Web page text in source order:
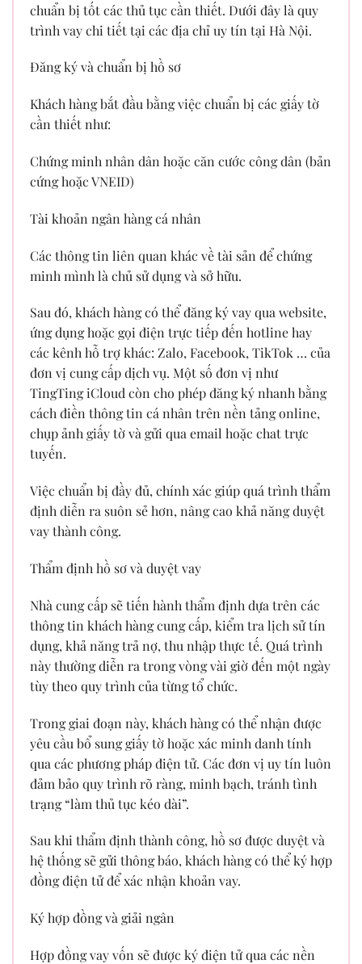
chuẩn bị tốt các thủ tục cần thiết. Dưới đây là quy
trình vay chi tiết tại các địa chỉ uy tín tại Hà Nội.
Đăng ký và chuẩn bị hồ sơ
Khách hàng bắt đầu bằng việc chuẩn bị các giấy tờ
cần thiết như:
Chứng minh nhân dân hoặc căn cước công dân (bản
cứng hoặc VNEID)
Tài khoản ngân hàng cá nhân
Các thông tin liên quan khác về tài sản để chứng
minh mình là chủ sử dụng và sở hữu.
Sau đó, khách hàng có thể đăng ký vay qua website,
ứng dụng hoặc gọi điện trực tiếp đến hotline hay
các kênh hỗ trợ khác: Zalo, Facebook, TikTok … của
đơn vị cung cấp dịch vụ. Một số đơn vị như
TingTing iCloud còn cho phép đăng ký nhanh bằng
cách điền thông tin cá nhân trên nền tảng online,
chụp ảnh giấy tờ và gửi qua email hoặc chat trực
tuyến.
Việc chuẩn bị đầy đủ, chính xác giúp quá trình thẩm
định diễn ra suôn sẻ hơn, nâng cao khả năng duyệt
vay thành công.
Thẩm định hồ sơ và duyệt vay
Nhà cung cấp sẽ tiến hành thẩm định dựa trên các
thông tin khách hàng cung cấp, kiểm tra lịch sử tín
dụng, khả năng trả nợ, thu nhập thực tế. Quá trình
này thường diễn ra trong vòng vài giờ đến một ngày
tùy theo quy trình của từng tổ chức.
Trong giai đoạn này, khách hàng có thể nhận được
yêu cầu bổ sung giấy tờ hoặc xác minh danh tính
qua các phương pháp điện tử. Các đơn vị uy tín luôn
đảm bảo quy trình rõ ràng, minh bạch, tránh tình
trạng “làm thủ tục kéo dài”.
Sau khi thẩm định thành công, hồ sơ được duyệt và
hệ thống sẽ gửi thông báo, khách hàng có thể ký hợp
đồng điện tử để xác nhận khoản vay.
Ký hợp đồng và giải ngân
Hợp đồng vay vốn sẽ được ký điện tử qua các nền